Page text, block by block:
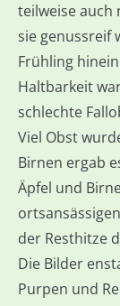
teilweise auch
sie genussreif
Frühling
Haltbarkeit
schlechte
Viel Obst
Birnen ergab
Äpfel und
der Resthitze
Die Bilder
Purpen und